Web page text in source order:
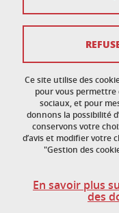
Ce site utilise des
pour vous
sociaux, et pour
donnons la possibilité
conservons votre
d’avis et modifier votre
"Gestion des
En savoir plus
des
Données
Crédits
Politique des cookies
Gestion des cookies